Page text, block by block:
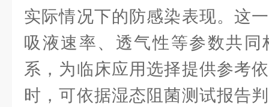
实际情况下的防感染表现。这
吸液速率、透气性等参数共
系，为临床应用选择提供参考
时，可依据湿态阻菌测试报告